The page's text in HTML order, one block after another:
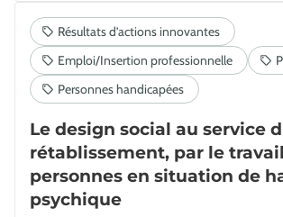
Le design social au service
rétablissement, par le
personnes en situation de
psychique